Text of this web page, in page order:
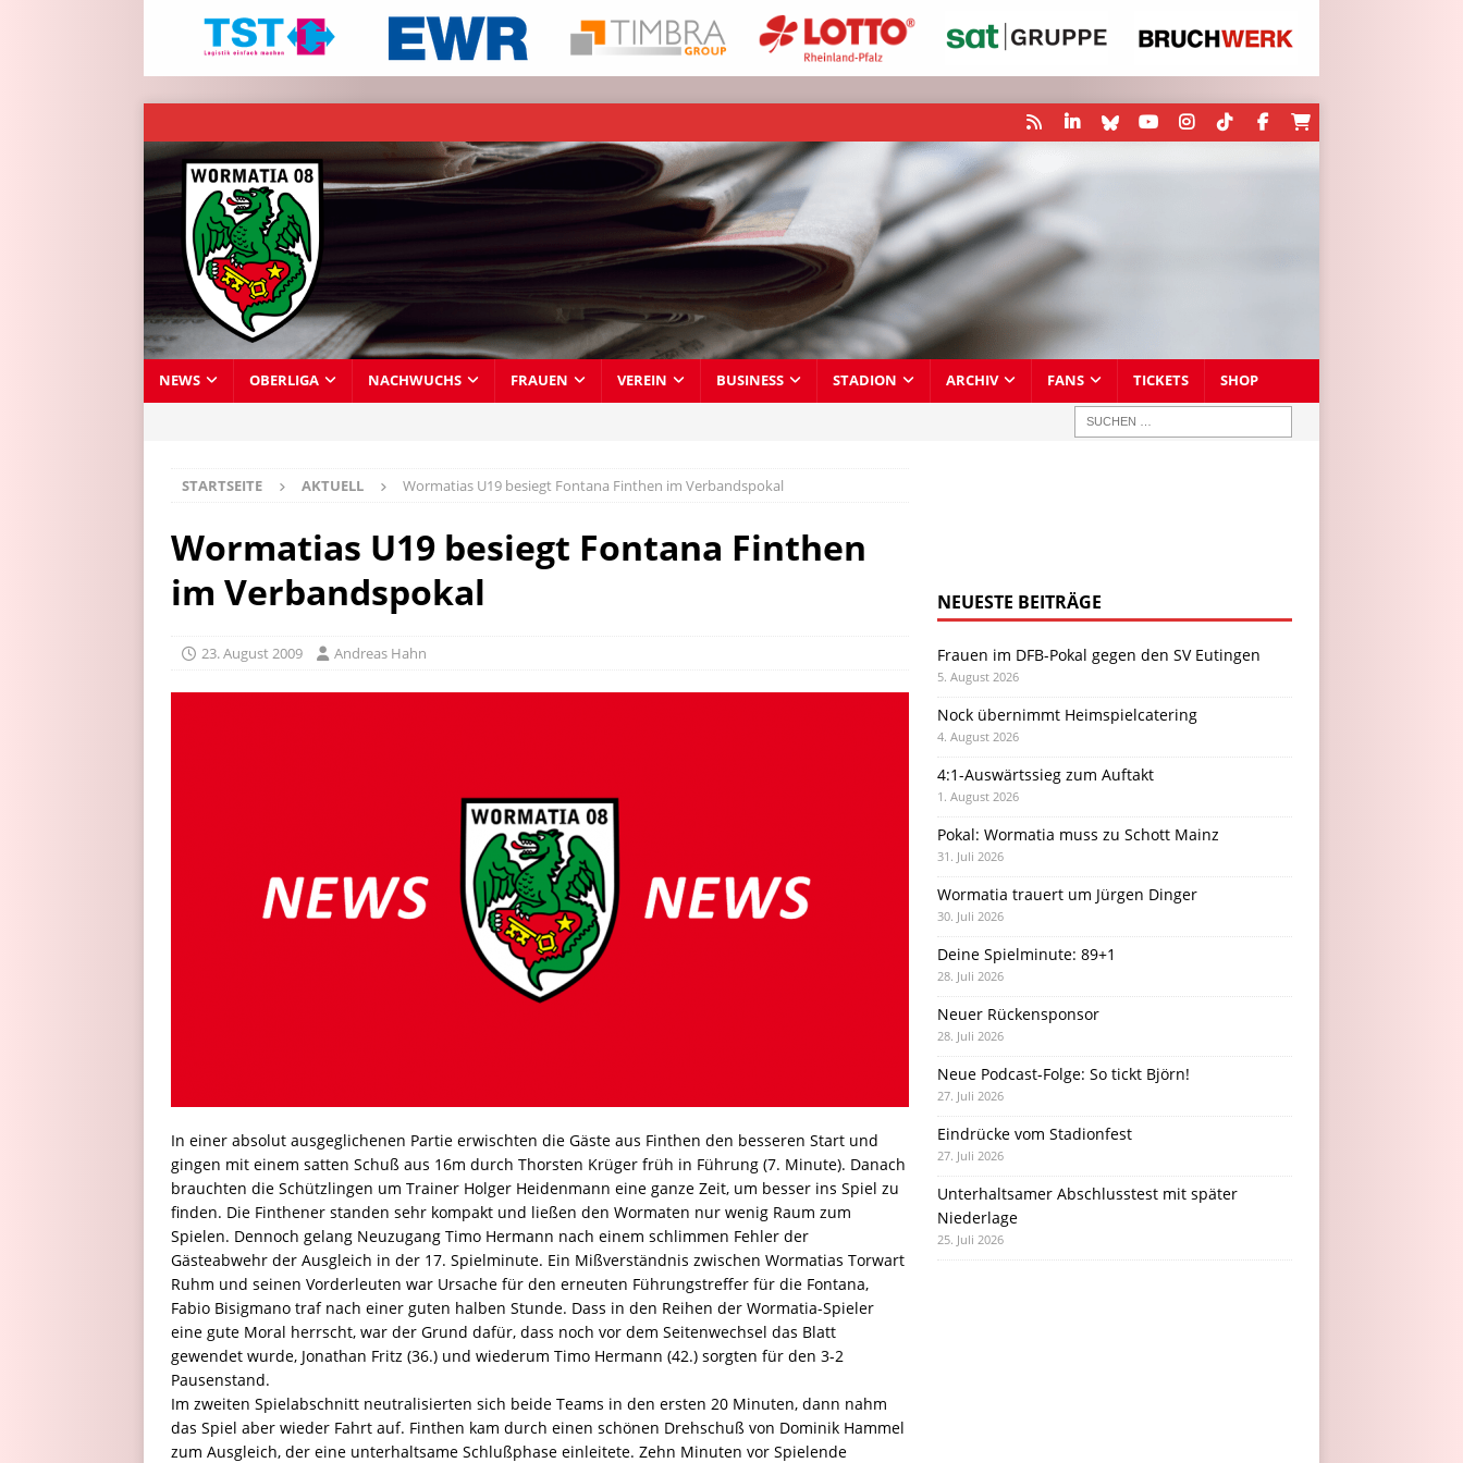
NEWS OBERLIGA NACHWUCHS FRAUEN VEREIN BUSINESS STADION ARCHIV FANS TICKETS SHOP
STARTSEITE AKTUELL Wormatias U19 besiegt Fontana Finthen im Verbandspokal
Wormatias U19 besiegt Fontana Finthen
im Verbandspokal
23. August 2009 Andreas Hahn
In einer absolut ausgeglichenen Partie erwischten die Gäste aus Finthen den besseren Start und
gingen mit einem satten Schuß aus 16m durch Thorsten Krüger früh in Führung (7. Minute). Danach
brauchten die Schützlingen um Trainer Holger Heidenmann eine ganze Zeit, um besser ins Spiel zu
finden. Die Finthener standen sehr kompakt und ließen den Wormaten nur wenig Raum zum
Spielen. Dennoch gelang Neuzugang Timo Hermann nach einem schlimmen Fehler der
Gästeabwehr der Ausgleich in der 17. Spielminute. Ein Mißverständnis zwischen Wormatias Torwart
Ruhm und seinen Vorderleuten war Ursache für den erneuten Führungstreffer für die Fontana,
Fabio Bisigmano traf nach einer guten halben Stunde. Dass in den Reihen der Wormatia-Spieler
eine gute Moral herrscht, war der Grund dafür, dass noch vor dem Seitenwechsel das Blatt
gewendet wurde, Jonathan Fritz (36.) und wiederum Timo Hermann (42.) sorgten für den 3-2
Pausenstand.
Im zweiten Spielabschnitt neutralisierten sich beide Teams in den ersten 20 Minuten, dann nahm
das Spiel aber wieder Fahrt auf. Finthen kam durch einen schönen Drehschuß von Dominik Hammel
zum Ausgleich, der eine unterhaltsame Schlußphase einleitete. Zehn Minuten vor Spielende
NEUESTE BEITRÄGE
Frauen im DFB-Pokal gegen den SV Eutingen
5. August 2026
Nock übernimmt Heimspielcatering
4. August 2026
4:1-Auswärtssieg zum Auftakt
1. August 2026
Pokal: Wormatia muss zu Schott Mainz
31. Juli 2026
Wormatia trauert um Jürgen Dinger
30. Juli 2026
Deine Spielminute: 89+1
28. Juli 2026
Neuer Rückensponsor
28. Juli 2026
Neue Podcast-Folge: So tickt Björn!
27. Juli 2026
Eindrücke vom Stadionfest
27. Juli 2026
Unterhaltsamer Abschlusstest mit später
Niederlage
25. Juli 2026